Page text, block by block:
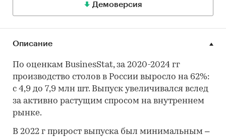
Демоверсия
Описание
По оценкам BusinesStat, за 2020-2024 гг
производство столов в России выросло на 62%:
с 4,9 до 7,9 млн шт. Выпуск увеличивался вслед
за активно растущим спросом на внутреннем
рынке.
В 2022 г прирост выпуска был минимальным –